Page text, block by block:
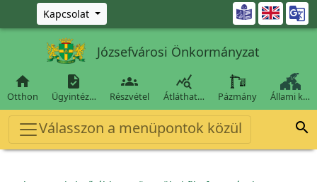
Ugrás a fő tartalomra
Kapcsolat 
Józsefvárosi Önkormányzat

Otthon

Ügyintéz…

Részvétel

Átláthat… Pázmány Állami k…
Válasszon a menüpontok közül 